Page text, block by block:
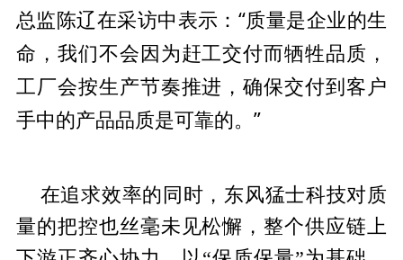
总监陈辽在采访中表示：“质量是企业的生
命，我们不会因为赶工交付而牺牲品质，
工厂会按生产节奏推进，确保交付到客户
手中的产品品质是可靠的。”
在追求效率的同时，东风猛士科技对质
量的把控也丝毫未见松懈，整个供应链上